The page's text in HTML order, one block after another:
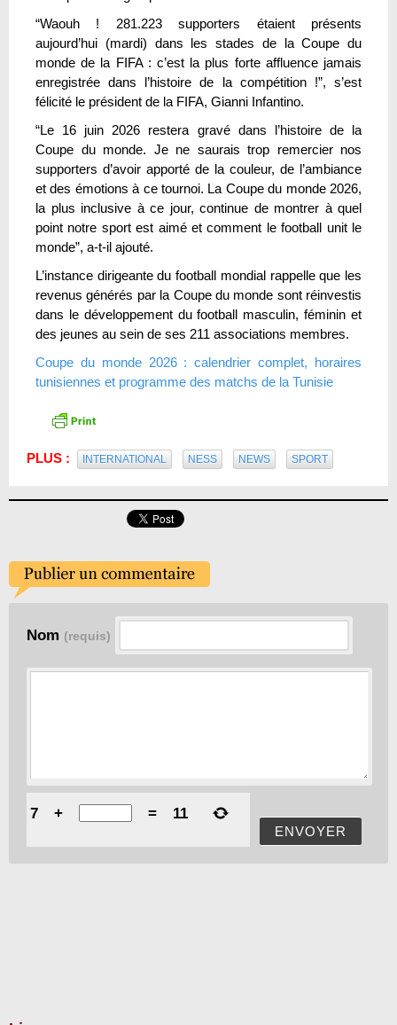
“Waouh ! 281.223 supporters étaient présents
aujourd’hui (mardi) dans les stades de la Coupe du
monde de la FIFA : c’est la plus forte affluence jamais
enregistrée dans l’histoire de la compétition !”, s’est
félicité le président de la FIFA, Gianni Infantino.
“Le 16 juin 2026 restera gravé dans l’histoire de la
Coupe du monde. Je ne saurais trop remercier nos
supporters d’avoir apporté de la couleur, de l’ambiance
et des émotions à ce tournoi. La Coupe du monde 2026,
la plus inclusive à ce jour, continue de montrer à quel
point notre sport est aimé et comment le football unit le
monde”, a-t-il ajouté.
L’instance dirigeante du football mondial rappelle que les
revenus générés par la Coupe du monde sont réinvestis
dans le développement du football masculin, féminin et
des jeunes au sein de ses 211 associations membres.
Coupe du monde 2026 : calendrier complet, horaires
tunisiennes et programme des matchs de la Tunisie
PLUS : INTERNATIONAL NESS NEWS SPORT
Nom (requis)
ENVOYER
7 + = 11